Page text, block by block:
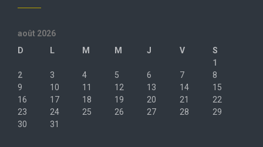
août 2026
D
L M M J V
S
1
2
3 4 5 6 7
8
9
10 11 12 13 14
15
16
17 18 19 20 21
22
23
24 25 26 27 28
29
30
31